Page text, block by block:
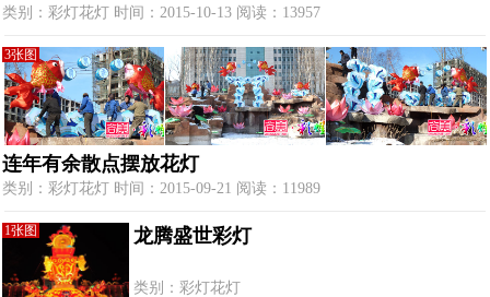
类别：彩灯花灯 时间：2015-10-13 阅读：13957
3张图
连年有余散点摆放花灯
类别：彩灯花灯 时间：2015-09-21 阅读：11989
1张图 龙腾盛世彩灯
类别：彩灯花灯